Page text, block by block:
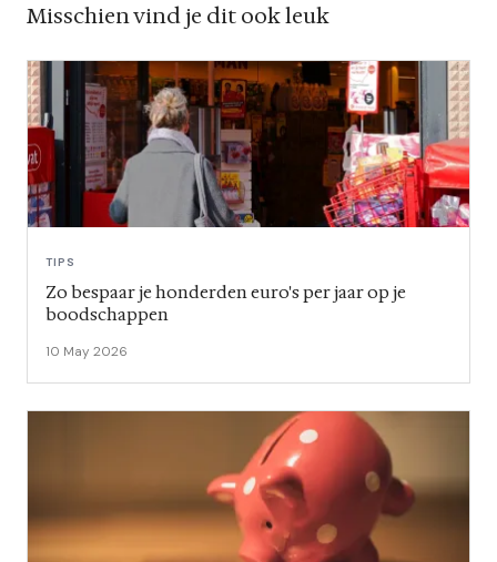
Misschien vind je dit ook leuk
TIPS
Zo bespaar je honderden euro's per jaar op je
boodschappen
10 May 2026